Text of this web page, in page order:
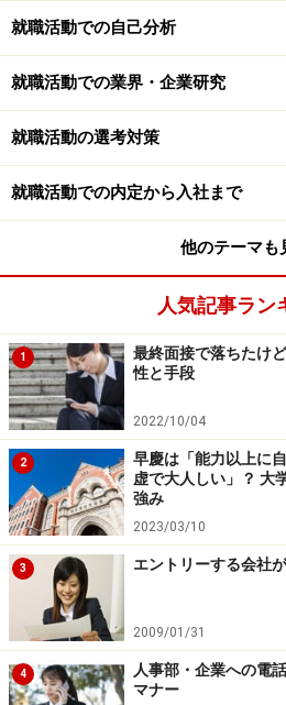
種や企業が決まっている学生
は、就活シーズンに入ってか
徐々に固めていくケースが多い
丸さんは、いつアナウンサーを
松実は、中学3年生のときに
思ったんです。テレビを観るの
躍していた女性アナウンサーを
（笑）。報道だけじゃなく、バ
目惚れみたいなものです。
小でも、そういう直感も大事な
いろいろな職業がありますが、
うな花形の職業でも、すべての
はありませんから。私も、志望
味がある”という程度でもいいと
には、学びを生かせる職業でも
言っています。ただし、大学生
味・関心を持てるとなると、ど
業に限られてしまうので、BtoB
て情報収集するよう、アドバイ
就職活動での自己分析
就職活動での業界・企業研究
就職活動の選考対策
就職活動での内定から入社まで
他のテーマも
人気記事ラン
1
最終面接で落ちたけ
性と手段
2022/10/04
2
早慶は「能力以上に
虚で大人しい」？ 大
強み
2023/03/10
3 エントリーする会社
2009/01/31
4
人事部・企業への電
マナー